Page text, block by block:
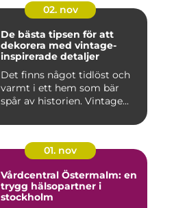
02. nov
De bästa tipsen för att
dekorera med vintage-
inspirerade detaljer
Det finns något tidlöst och
varmt i ett hem som bär
spår av historien. Vintage...
01. nov
Vårdcentral Östermalm: en
trygg hälsopartner i
stockholm